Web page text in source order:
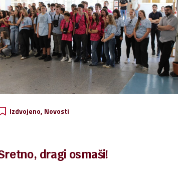
Izdvojeno Novosti
dragi osmaši!